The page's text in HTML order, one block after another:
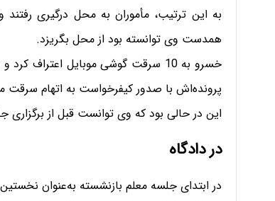
همدست وی توانسته بود از محل بگریزد.
خسرو به 10 سرقت گوشی موبایل
پرونده‌اش با صدور کیفرخواست به اتهام سرقت
این در حالی بود که وی توانست قبل از برگزاری جلسه دادگاه
در دادگاه
در ابتدای جلسه معلم بازنشسته به‌عنوان